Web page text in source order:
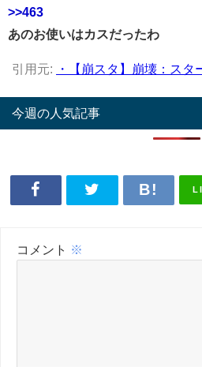
>>463
あのお使いはカスだったわ
引用元: ・【崩スタ】崩壊：ス
今週の人気記事
コメント ※